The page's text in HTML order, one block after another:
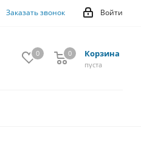
Войти
Заказать звонок
0 Корзина
0
пуста
0